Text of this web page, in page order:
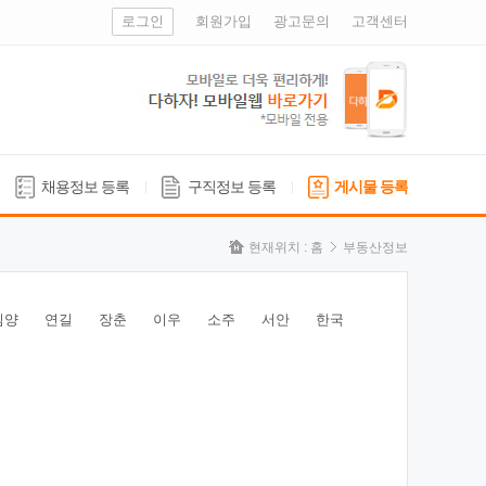
로그인 회원가입 광고문의 고객센터
채용정보 등록 구직정보 등록 게시물 등록
현재위치 : 홈 부동산정보
양 연길 장춘 이우 소주 서안 한국